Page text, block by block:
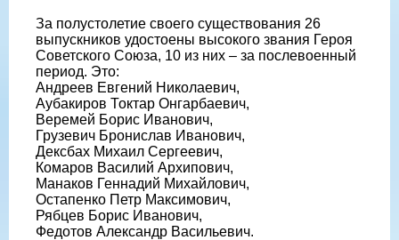
За полустолетие своего существования 26
выпускников удостоены высокого звания Героя
Советского Союза, 10 из них – за послевоенный
период. Это:
Андреев Евгений Николаевич,
Аубакиров Токтар Онгарбаевич,
Веремей Борис Иванович,
Грузевич Бронислав Иванович,
Дексбах Михаил Сергеевич,
Комаров Василий Архипович,
Манаков Геннадий Михайлович,
Остапенко Петр Максимович,
Рябцев Борис Иванович,
Федотов Александр Васильевич.